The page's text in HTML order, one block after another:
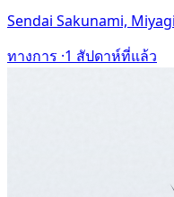
Sendai Sakunami, Miyagi
ทางการ ·1 สัปดาห์ที่แล้ว